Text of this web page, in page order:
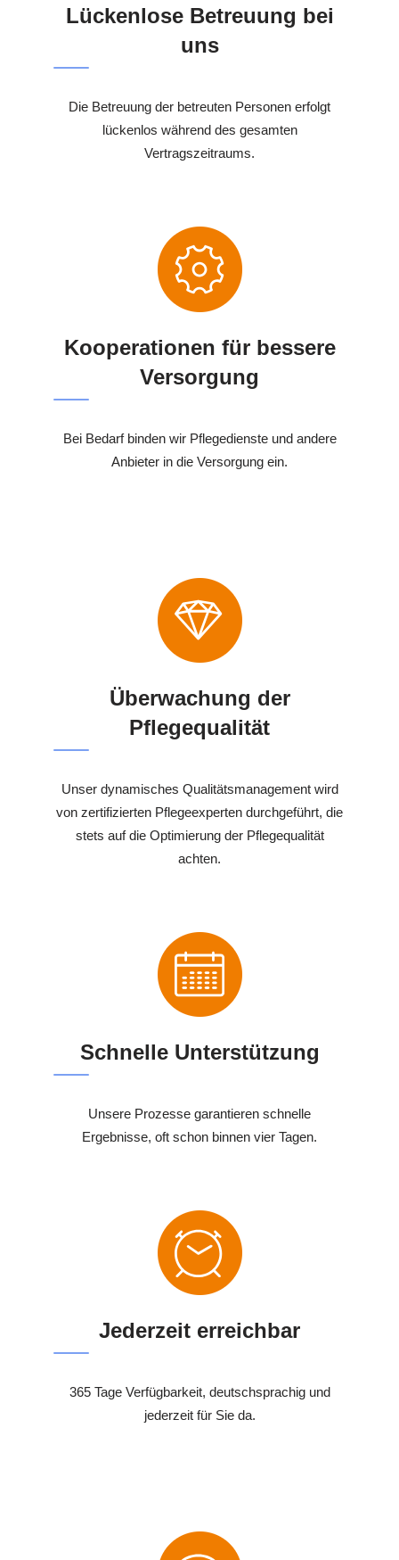
Lückenlose Betreuung bei
uns
Die Betreuung der betreuten Personen erfolgt
lückenlos während des gesamten
Vertragszeitraums.
Kooperationen für bessere
Versorgung
Bei Bedarf binden wir Pflegedienste und andere
Anbieter in die Versorgung ein.
Überwachung der
Pflegequalität
Unser dynamisches Qualitätsmanagement wird
von zertifizierten Pflegeexperten durchgeführt, die
stets auf die Optimierung der Pflegequalität
achten.
Schnelle Unterstützung
Unsere Prozesse garantieren schnelle
Ergebnisse, oft schon binnen vier Tagen.
Jederzeit erreichbar
365 Tage Verfügbarkeit, deutschsprachig und
jederzeit für Sie da.